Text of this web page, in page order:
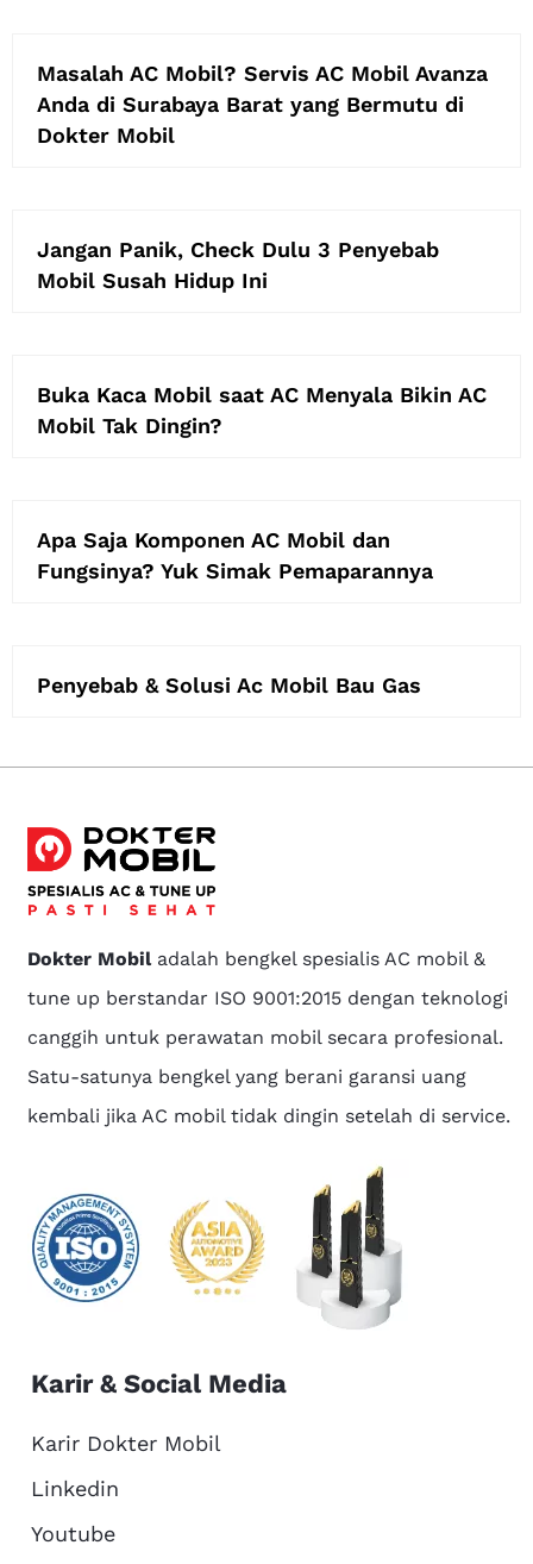
Masalah AC Mobil? Servis AC Mobil Avanza
Anda di Surabaya Barat yang Bermutu di
Dokter Mobil
Jangan Panik, Check Dulu 3 Penyebab
Mobil Susah Hidup Ini
Buka Kaca Mobil saat AC Menyala Bikin AC
Mobil Tak Dingin?
Apa Saja Komponen AC Mobil dan
Fungsinya? Yuk Simak Pemaparannya
Penyebab & Solusi Ac Mobil Bau Gas
Dokter Mobiladalah bengkel spesialis AC mobil &
tune up berstandar ISO 9001:2015 dengan teknologi
canggih untuk perawatan mobil secara profesional.
Satu-satunya bengkel yang berani garansi uang
kembali jika AC mobil tidak dingin setelah di service.
Karir & Social Media
Karir Dokter Mobil
Linkedin
Youtube